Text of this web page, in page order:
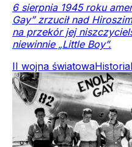
6 sierpnia 1945 roku
Gay” zrzucił nad
na przekór jej
niewinnie „Little Boy”.
II wojna światowaHistoria